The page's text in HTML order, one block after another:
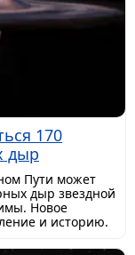
170
дыр
Пути может
дыр звездной
Новое
и историю.